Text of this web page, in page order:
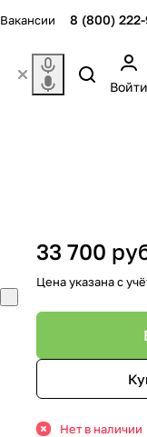
Вакансии 8 (800)
Войти
33 700
Цена указана с
Нет в наличии